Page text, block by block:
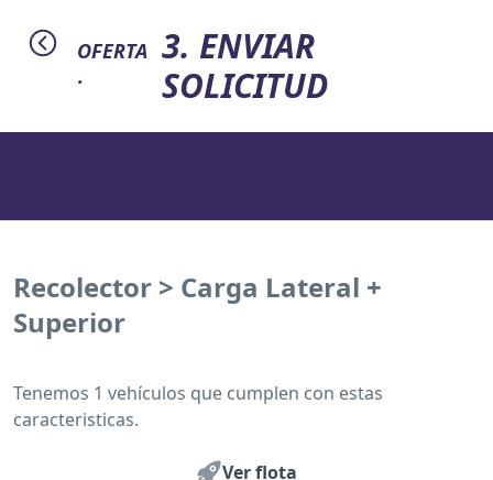
OFERTA
·
3. ENVIAR
SOLICITUD
Recolector > Carga Lateral +
Superior
Tenemos 1 vehículos que cumplen con estas
caracteristicas.
Ver flota